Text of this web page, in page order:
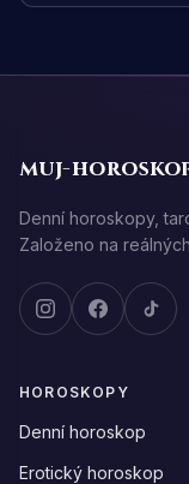
muj-
Denní horoskopy,
Založeno na
HOROSKOPY
Denní horoskop
Erotický horoskop